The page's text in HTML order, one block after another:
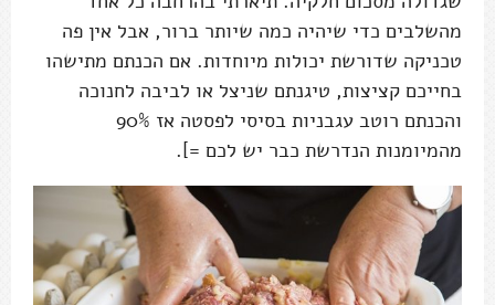
מהשלבים כדי שיהיה כמה שיותר ברור, אבל אין פה
טכניקה שדורשת יכולות מיוחדות. אם הכנתם מתישהו
בחייכם קציצות, טיגנתם שניצל או לביבה לחנוכה
והכנתם רוטב עגבניות בסיסי לפסטה אז 90%
מהמיומנות הנדרשת כבר יש לכם =].